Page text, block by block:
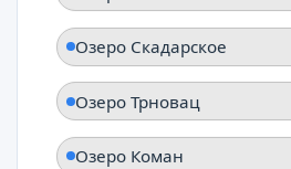
Озеро Скадарское
Озеро Трновац
Озеро Коман